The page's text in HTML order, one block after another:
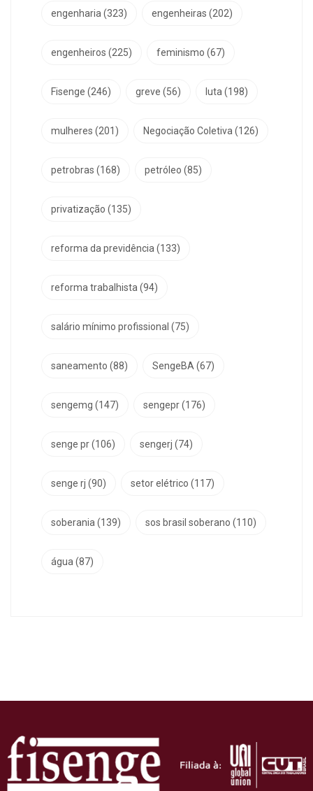
engenharia (323) engenheiras (202)
engenheiros (225) feminismo (67)
Fisenge (246) greve (56) luta (198)
mulheres (201) Negociação Coletiva (126)
petrobras (168) petróleo (85)
privatização (135)
reforma da previdência (133)
reforma trabalhista (94)
salário mínimo profissional (75)
saneamento (88) SengeBA (67)
sengemg (147) sengepr(176)
senge pr(106) sengerj (74)
senge rj (90) setor elétrico (117)
soberania (139) sos brasil soberano (110)
água (87)